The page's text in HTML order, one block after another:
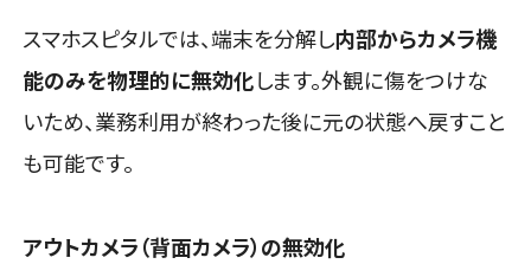
スマホスピタルでは、端末を分解し内部からカメラ機
能のみを物理的に無効化します。外観に傷をつけな
いため、業務利用が終わった後に元の状態へ戻すこと
も可能です。
アウトカメラ（背面カメラ）の無効化